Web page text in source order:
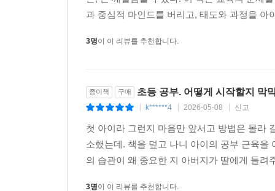
은, 큰 깨달음을 주었다. 이 책은 교육의 문제
종이책 구매 초등 공부. 어떻게 시작할지 막
| k******4 | 2026-05-08 | 신고
첫 아이라 그런지 마음만 앞서고 방법은 몰라
소했는데. 책을 덮고 나니 아이의 공부 근육